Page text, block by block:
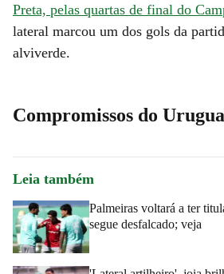
Preta, pelas quartas de final do
lateral marcou um dos gols da
alviverde.
Compromissos do
Leia também
Palmeiras voltará a ter
segue desfalcado; veja